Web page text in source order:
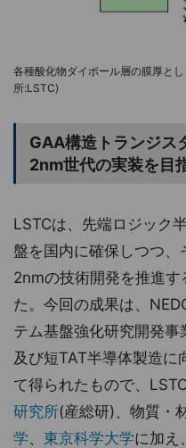
各種酸化物ダイポール層の膜厚と
所:LSTC)
GAA構造トランジス
2nm世代の実装を目
LSTCは、先端ロジック
盤を国内に確保しつつ
2nmの技術開発を推進
た。今回の成果は、
テム基盤強化研究開発
及び短TAT半導体製造に
て得られたもので、
研究所(産総研)、物質・
学
東京科学大学に加え